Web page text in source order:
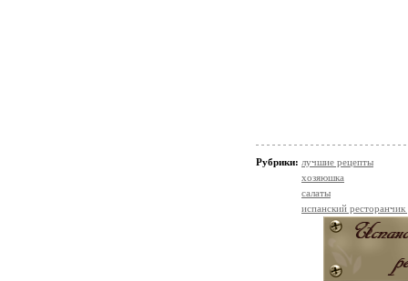
Рубрики: лучшие рецепты
хозяюшка
салаты
испанский